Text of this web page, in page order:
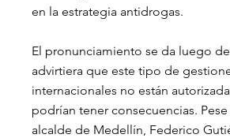
en la estrategia antidrogas.
El pronunciamiento se da luego
advirtiera que este tipo de
internacionales no están
podrían tener consecuencias.
alcalde de Medellín, Federico